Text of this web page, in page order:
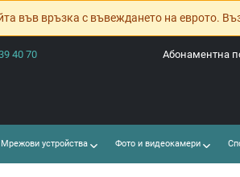
във връзка с въвеждането на еврото.
40 70 Абонаментна
устройства Фото и видеокамери